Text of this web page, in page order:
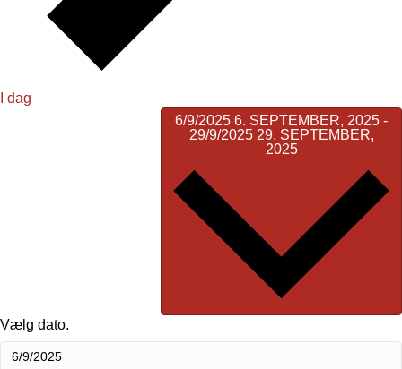
I dag
6/9/20256. SEPTEMBER, 2025-
29/9/2025 29. SEPTEMBER,
2025
Vælg dato.